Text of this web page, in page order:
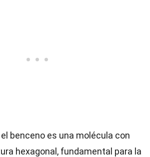
benceno es una molécula con
hexagonal, fundamental para la